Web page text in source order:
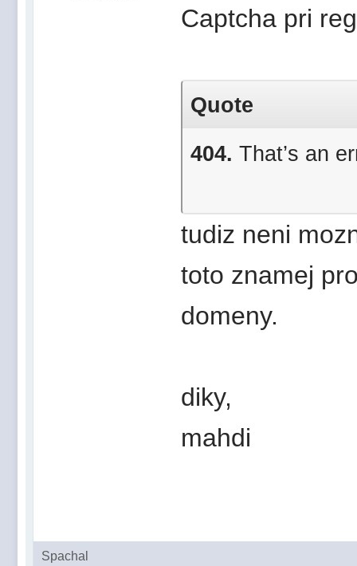
Captcha pri
Quote
404. That’s an
tudiz neni
toto znamej
domeny.
diky,
mahdi
Spachal